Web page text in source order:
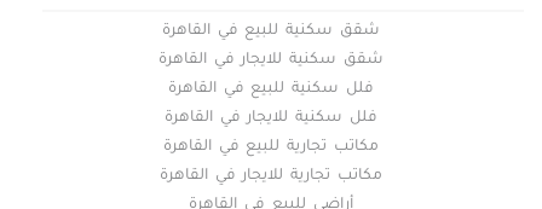
شقق سكنية للبيع في القاهرة
شقق سكنية للايجار في القاهرة
فلل سكنية للبيع في القاهرة
فلل سكنية للايجار في القاهرة
مكاتب تجارية للبيع في القاهرة
مكاتب تجارية للايجار في القاهرة
أراضي للبيع في القاهرة